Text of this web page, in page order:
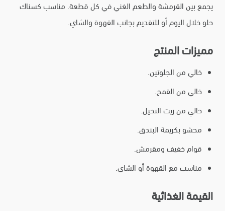
يجمع بين القرمشة والطعم الغني في كل قطعة. مناسب كسناك
حلو خلال اليوم أو للتقديم بجانب القهوة والشاي.
مميزات المنتج
خالي من الجلوتين.
خالي من القمح.
خالي من زيت النخيل.
محشو بكريمة البندق.
قوام خفيف ومقرمش.
مناسب مع القهوة أو الشاي.
القيمة الغذائية